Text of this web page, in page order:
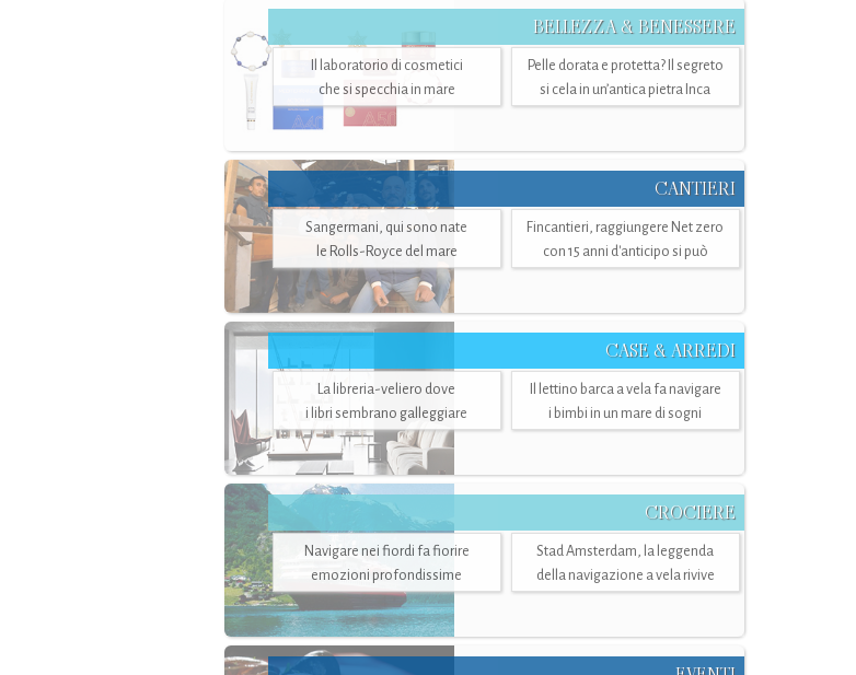
BELLEZZA & BENESSERE
Il laboratorio di cosmetici
che si specchia in mare
Pelle dorata e protetta? Il segreto
si cela in un’antica pietra Inca
CANTIERI
Sangermani, qui sono nate
le Rolls-Royce del mare
Fincantieri, raggiungere Net zero
con 15 anni d'anticipo si può
CASE & ARREDI
La libreria-veliero dove
i libri sembrano galleggiare
Il lettino barca a vela fa navigare
i bimbi in un mare di sogni
CROCIERE
Navigare nei fiordi fa fiorire
emozioni profondissime
Stad Amsterdam, la leggenda
della navigazione a vela rivive